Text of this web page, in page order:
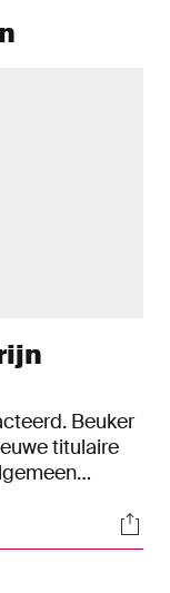
Beuker
titulaire
dat loopt
Hij wordt